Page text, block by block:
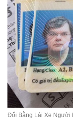
Đổi Bằng Lái Xe Người